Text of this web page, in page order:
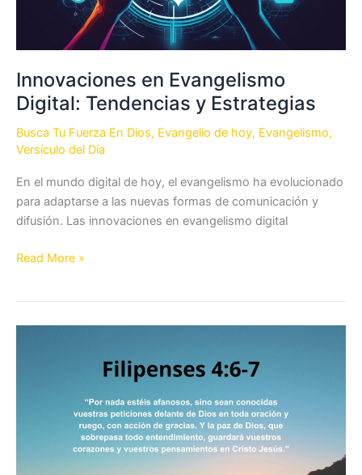
Innovaciones en Evangelismo
Digital: Tendencias y Estrategias
Busca Tu Fuerza En Dios, Evangelio de hoy, Evangelismo,
Versículo del Día
En el mundo digital de hoy, el evangelismo ha evolucionado
para adaptarse a las nuevas formas de comunicación y
difusión. Las innovaciones en evangelismo digital
Innovaciones
Read More »